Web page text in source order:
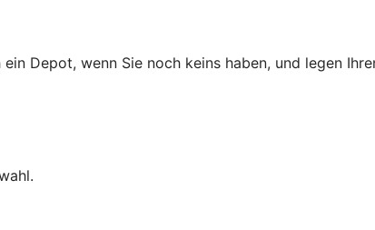
Depot, wenn Sie noch keins haben, und legen